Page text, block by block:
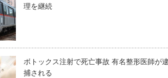
理を継続
ボトックス注射で死亡事故 有名整形医師が逮
捕される